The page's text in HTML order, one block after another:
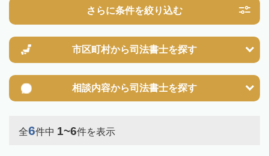
さらに条件を絞り込む
市区町村から司法書士を探す
相談内容から司法書士を探す
全6件中 1~6件を表示